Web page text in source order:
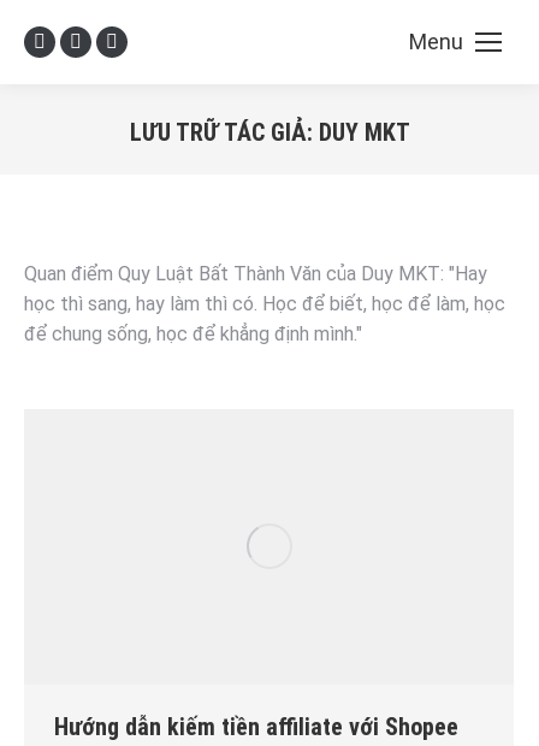
Menu
Facebook
X
YouTube
opens
LƯU TRỮ TÁC GIẢ: DUY MKT
Quan điểm Quy Luật Bất Thành Văn của Duy MKT: "Hay
học thì sang, hay làm thì có. Học để biết, học để làm, học
để chung sống, học để khẳng định mình."
Hướng dẫn kiếm tiền affiliate với Shopee